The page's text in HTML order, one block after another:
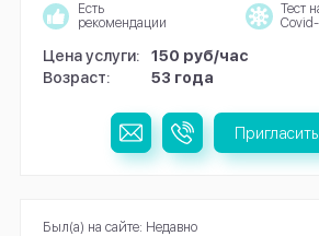
Есть
рекомендации
Тест
Цена услуги:
150 руб/час
Возраст:
53 года
Был(а) на сайте: Недавно